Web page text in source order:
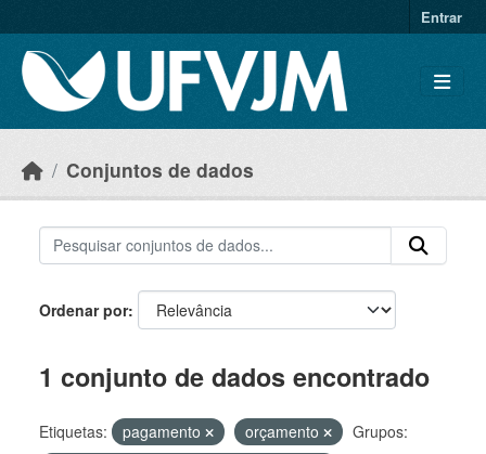
Entrar
Conjuntos de dados
Ordenar por
1 conjunto de dados encontrado
Etiquetas: pagamento orçamento
Grupos: